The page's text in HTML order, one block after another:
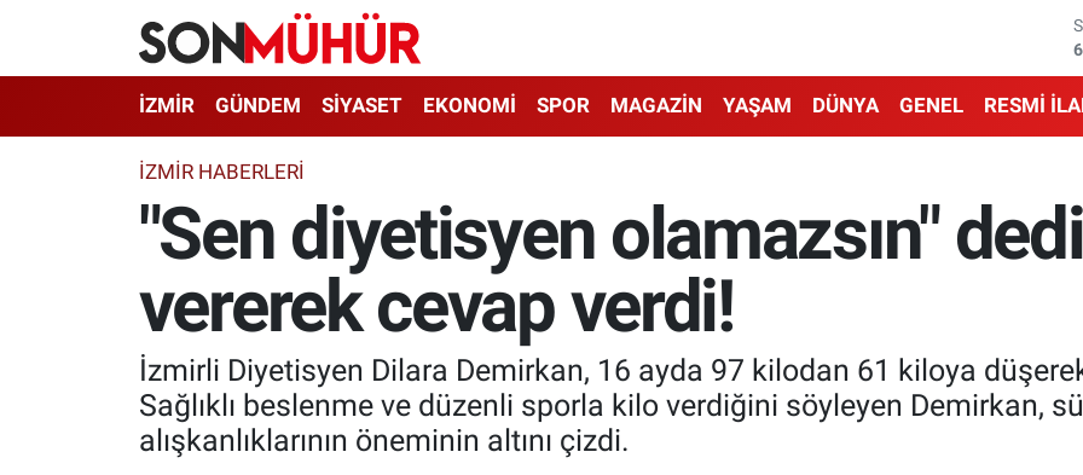
İZMİR GÜNDEM SİYASET EKONOMİ SPOR MAGAZİN YAŞAM DÜNYA GENEL RESMİ
İZMIR HABERLERI
"Sen diyetisyen olamazsın"
vererek cevap verdi!
İzmirli Diyetisyen Dilara Demirkan, 16 ayda 97 kilodan 61 kiloya
Sağlıklı beslenme ve düzenli sporla kilo verdiğini söyleyen Demirkan,
alışkanlıklarının öneminin altını çizdi.
İzmir Nöbetçi Eczaneler
İzmir Hava Durumu
İzmir Namaz Vakitleri
İzmir Trafik Yoğunluk Haritası
Süper Lig Puan Durumu ve Fikstür
Tüm Manşetler
Son Dakika Haberleri